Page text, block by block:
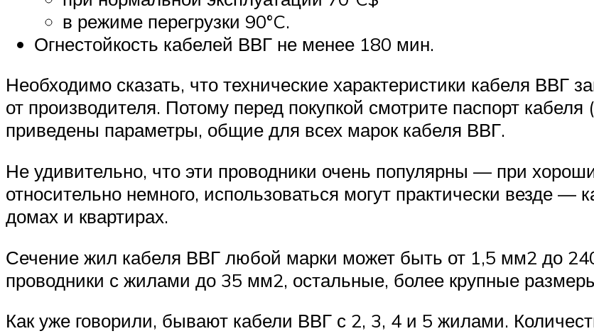
в режиме перегрузки 90°C.
Огнестойкость кабелей ВВГ не менее 180 мин.
Необходимо сказать, что технические характеристики кабеля ВВГ
от производителя. Потому перед покупкой смотрите паспорт
приведены параметры, общие для всех марок кабеля ВВГ.
Не удивительно, что эти проводники очень популярны — при
относительно немного, использоваться могут практически везде —
домах и квартирах.
Сечение жил кабеля ВВГ любой марки может быть от 1,5 мм2 до
проводники с жилами до 35 мм2, остальные, более крупные
Как уже говорили, бывают кабели ВВГ с 2, 3, 4 и 5 жилами.